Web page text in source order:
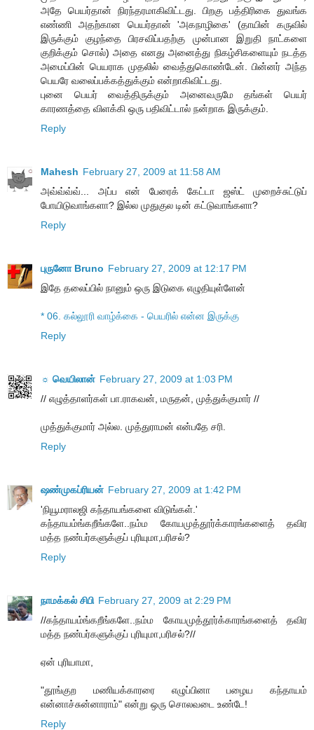
அதே பெயர்தான் நிரந்தரமாகிவிட்டது. பிறகு பத்திரிகை துவங்க
எண்ணி அதற்கான பெயர்தான் 'அகநாழிகை' (தாயின் கருவில்
இருக்கும் குழந்தை பிரசவிப்பதற்கு முன்பான இறுதி நாட்களை
குறிக்கும் சொல்) அதை எனது அனைத்து நிகழ்சிகளையும் நடத்த
அமைப்பின் பெயராக முதலில் வைத்துகொண்டேன். பின்னர் அந்த
பெயரே வலைப்பக்கத்துக்கும் என்றாகிவிட்டது.
புனை பெயர் வைத்திருக்கும் அனைவருமே தங்கள் பெயர்
காரணத்தை விளக்கி ஒரு பதிவிட்டால் நன்றாக இருக்கும்.
Reply
Mahesh February 27, 2009 at 11:58 AM
அவ்வ்வ்வ்... அப்ப என் பேரைக் கேட்டா ஜஸ்ட் முறைச்சுட்டுப்
போயிடுவாங்களா? இல்ல முதுகுல டின் கட்டுவாங்களா?
Reply
புருனோ Bruno February 27, 2009 at 12:17 PM
இதே தலைப்பில் நானும் ஒரு இடுகை எழுதியுள்ளேன்
* 06. கல்லூரி வாழ்க்கை - பெயரில் என்ன இருக்கு
Reply
☼ வெயிலான் February 27, 2009 at 1:03 PM
// எழுத்தாளர்கள் பா.ராகவன், மருதன், முத்துக்குமார் //
முத்துக்குமார் அல்ல. முத்துராமன் என்பதே சரி.
Reply
ஷண்முகப்ரியன் February 27, 2009 at 1:42 PM
'நியூமராலஜி கந்தாயங்களை விடுங்கள்.'
கந்தாயம்ங்கறீங்களே..நம்ம கோயமுத்தூர்க்காரங்களைத் தவிர
மத்த நண்பர்களுக்குப் புரியுமா,பரிசல்?
Reply
நாமக்கல் சிபி February 27, 2009 at 2:29 PM
//கந்தாயம்ங்கறீங்களே..நம்ம கோயமுத்தூர்க்காரங்களைத் தவிர
மத்த நண்பர்களுக்குப் புரியுமா,பரிசல்?//
ஏன் புரியாமா,
"தூங்குற மணியக்காரரை எழுப்பினா பழைய கந்தாயம்
என்னாச்சுன்னாராம்" என்று ஒரு சொலவடை உண்டே!
Reply